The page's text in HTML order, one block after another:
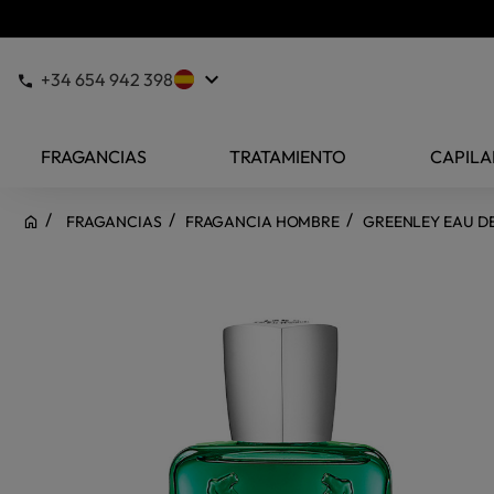
+34 654 942 398 keyboard_arrow_down
FRAGANCIAS TRATAMIENTO
FRAGANCIAS FRAGANCIA HOMBRE GREENLEY EAU